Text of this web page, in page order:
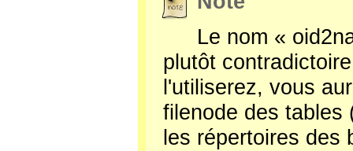
Le nom «
plutôt
l'utiliserez, vous
filenode des tables
les répertoires des